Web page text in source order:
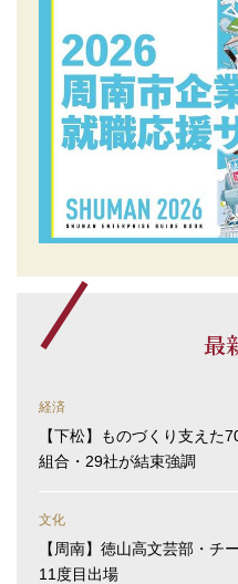
最
経済
【下松】ものづくり支え
組合・29社が結束強調
文化
【周南】徳山高文芸部・
11度目出場